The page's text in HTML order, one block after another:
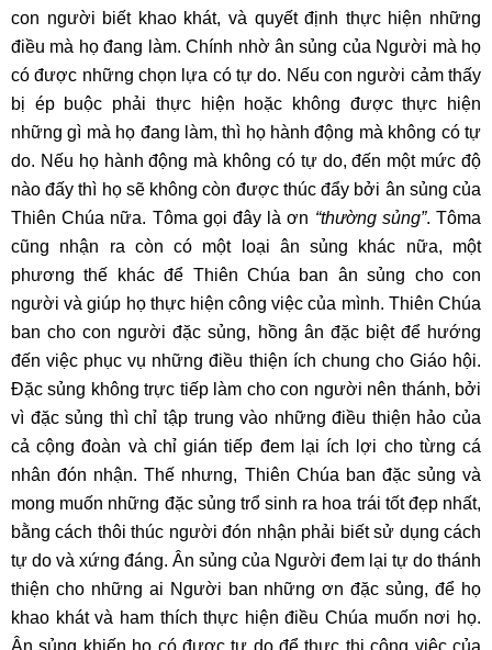
con người biết khao khát, và quyết định thực hiện những
điều mà họ đang làm. Chính nhờ ân sủng của Người mà họ
có được những chọn lựa có tự do. Nếu con người cảm thấy
bị ép buộc phải thực hiện hoặc không được thực hiện
những gì mà họ đang làm, thì họ hành động mà không có tự
do. Nếu họ hành động mà không có tự do, đến một mức độ
nào đấy thì họ sẽ không còn được thúc đẩy bởi ân sủng của
Thiên Chúa nữa. Tôma gọi đây là ơn “thường sủng”. Tôma
cũng nhận ra còn có một loại ân sủng khác nữa, một
phương thế khác để Thiên Chúa ban ân sủng cho con
người và giúp họ thực hiện công việc của mình. Thiên Chúa
ban cho con người đặc sủng, hồng ân đặc biệt để hướng
đến việc phục vụ những điều thiện ích chung cho Giáo hội.
Đặc sủng không trực tiếp làm cho con người nên thánh, bởi
vì đặc sủng thì chỉ tập trung vào những điều thiện hảo của
cả cộng đoàn và chỉ gián tiếp đem lại ích lợi cho từng cá
nhân đón nhận. Thế nhưng, Thiên Chúa ban đặc sủng và
mong muốn những đặc sủng trổ sinh ra hoa trái tốt đẹp nhất,
bằng cách thôi thúc người đón nhận phải biết sử dụng cách
tự do và xứng đáng. Ân sủng của Người đem lại tự do thánh
thiện cho những ai Người ban những ơn đặc sủng, để họ
khao khát và ham thích thực hiện điều Chúa muốn nơi họ.
Ân sủng khiến họ có được tự do để thực thi công việc của